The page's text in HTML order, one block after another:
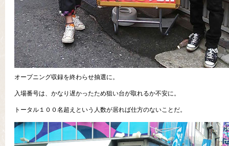
オープニング収録を終わらせ抽選に。
入場番号は、かなり遅かったため狙い台が取れるか不安に。
トータル１００名超えという人数が居れば仕方のないことだ。